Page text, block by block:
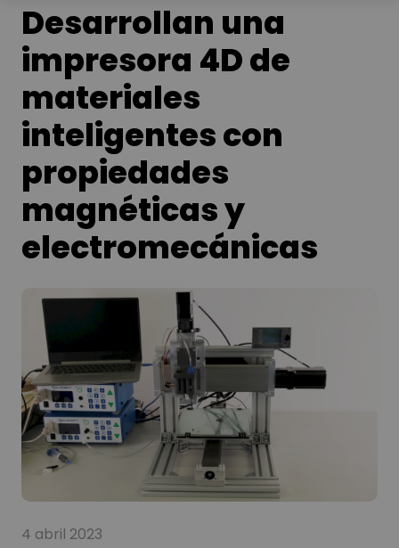
Desarrollan una
impresora 4D de
materiales
inteligentes con
propiedades
magnéticas y
electromecánicas
4 abril 2023